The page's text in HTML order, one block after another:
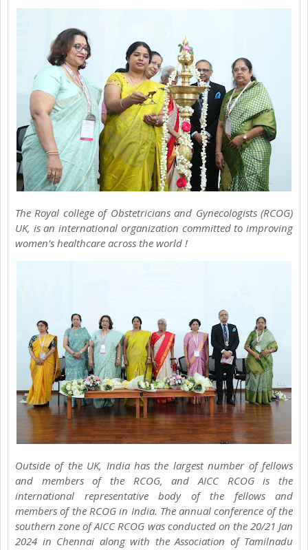
b
t
r
e
s
t
The Royal college of Obstetricians and Gynecologists (RCOG)
UK, is an international organization committed to improving
women’s healthcare across the world !
Outside of the UK, India has the largest number of fellows
and members of the RCOG, and AICC RCOG is the
international representative body of the fellows and
members of the RCOG in India. The annual conference of the
southern zone of AICC RCOG was conducted on the 20/21 Jan
2024 in Chennai along with the Association of Tamilnadu